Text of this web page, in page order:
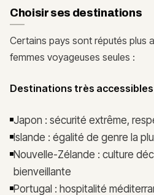
Choisir ses destinations
Certains pays sont réputés plus
femmes voyageuses seules :
Destinations très accessibles
Japon : sécurité extrême,
Islande : égalité de genre la
Nouvelle-Zélande : culture
bienveillante
Portugal : hospitalité